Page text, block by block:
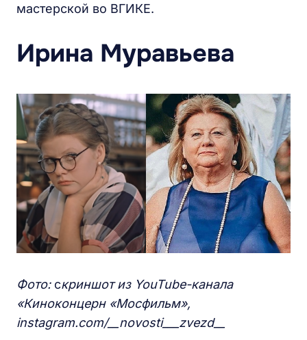
мастерской во ВГИКЕ.
Ирина Муравьева
Фото:скриншот из YouTube-канала
«Киноконцерн «Мосфильм»,
instagram.com/__novosti___zvezd__